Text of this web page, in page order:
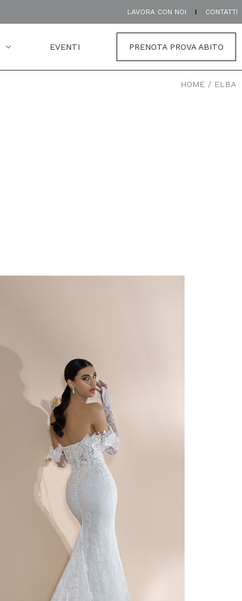
LAVORA CON NOI CONTATTI
EVENTI PRENOTA PROVA ABITO
HOME / ELBA